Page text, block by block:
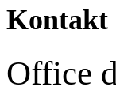
Kontakt
Office